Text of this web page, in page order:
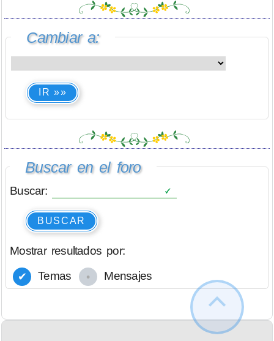
Cambiar a:
IR »»
Buscar en el foro
Buscar:
BUSCAR
Mostrar resultados por:
Temas
Mensajes